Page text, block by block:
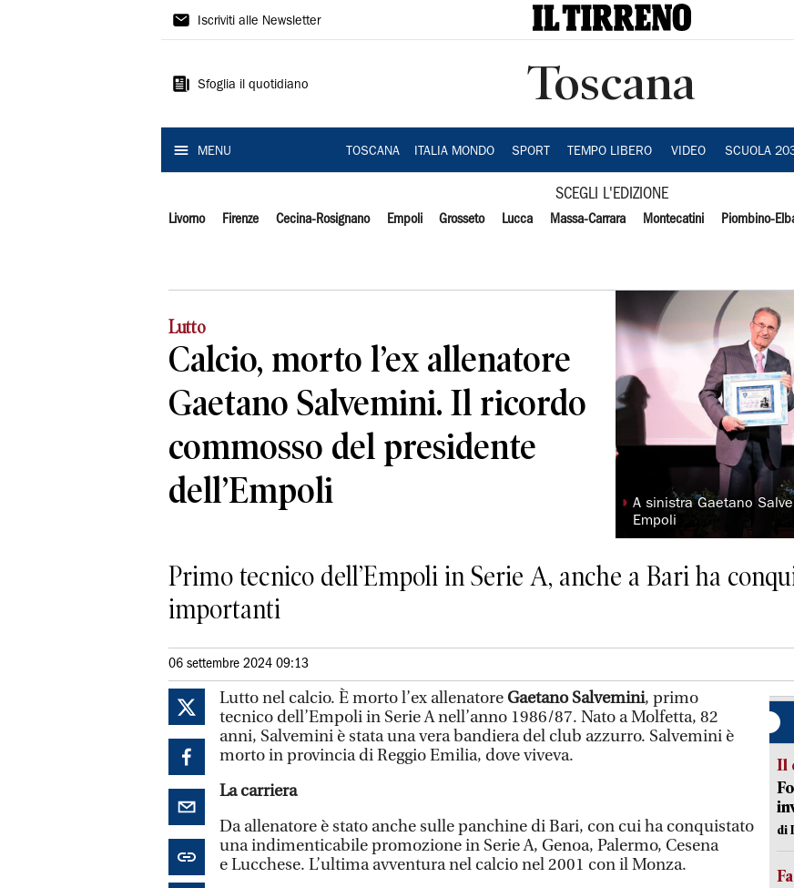
Il
Iscriviti alle Newsletter
Sfoglia il quotidiano Toscana
MENU TOSCANA ITALIA MONDO SPORT TEMPO LIBERO VIDEO SCUOLA
SCEGLI L'EDIZIONE
Livorno Firenze Cecina-Rosignano Empoli Grosseto Lucca Massa-Carrara Montecatini Piombino-
Lutto
Calcio, morto l’ex allenatore
Gaetano Salvemini. Il ricordo
commosso del presidente
dell’Empoli
◗ A sinistra Gaetano
Empoli
Primo tecnico dell’Empoli in Serie A, anche a Bari ha
importanti
06 settembre 2024 09:13
Lutto nel calcio. È morto l’ex allenatoreGaetano Salvemini, primo
tecnico dell’Empoli in Serie A nell’anno 1986/87. Nato a Molfetta, 82
anni, Salvemini è stata una vera bandiera del club azzurro. Salvemini è
morto in provincia di Reggio Emilia, dove viveva.
La carriera
Da allenatore è stato anche sulle panchine di Bari, con cui ha conquistato
una indimenticabile promozione in Serie A, Genoa, Palermo, Cesena
e Lucchese. L’ultima avventura nel calcio nel 2001 con il Monza.
Il
di